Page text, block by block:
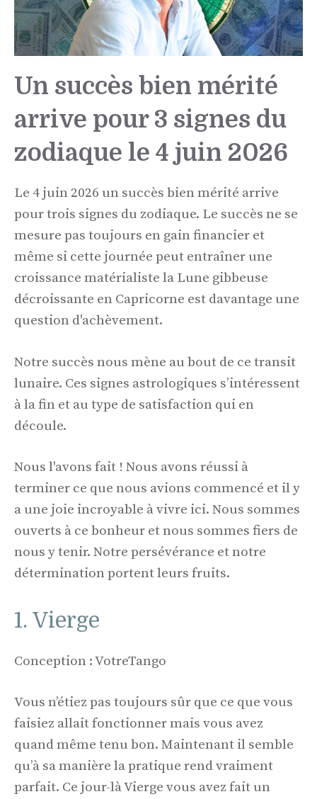
Un succès bien mérité
arrive pour 3 signes du
zodiaque le 4 juin 2026
Le 4 juin 2026 un succès bien mérité arrive
pour trois signes du zodiaque. Le succès ne se
mesure pas toujours en gain financier et
même si cette journée peut entraîner une
croissance matérialiste la Lune gibbeuse
décroissante en Capricorne est davantage une
question d'achèvement.
Notre succès nous mène au bout de ce transit
lunaire. Ces signes astrologiques s’intéressent
à la fin et au type de satisfaction qui en
découle.
Nous l'avons fait ! Nous avons réussi à
terminer ce que nous avions commencé et il y
a une joie incroyable à vivre ici. Nous sommes
ouverts à ce bonheur et nous sommes fiers de
nous y tenir. Notre persévérance et notre
détermination portent leurs fruits.
1. Vierge
Conception : VotreTango
Vous n’étiez pas toujours sûr que ce que vous
faisiez allait fonctionner mais vous avez
quand même tenu bon. Maintenant il semble
qu’à sa manière la pratique rend vraiment
parfait. Ce jour-là Vierge vous avez fait un